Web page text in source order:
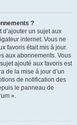
?
un sujet aux
internet. Vous ne
favoris était mis à jour.
aux abonnements. Vous
ajouté aux favoris est
de la mise à jour d’un
de notification des
le panneau de
».